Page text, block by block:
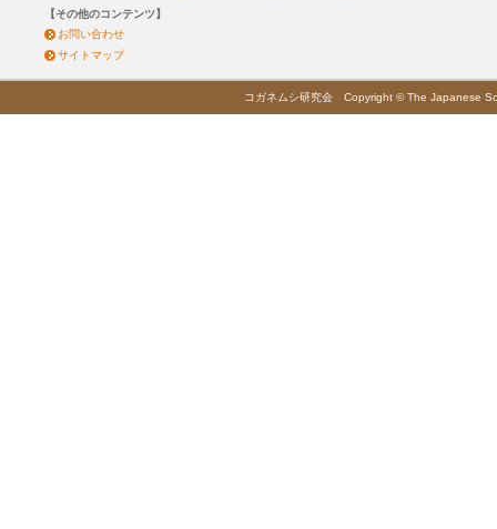
【その他のコンテンツ】
お問い合わせ
サイトマップ
コガネムシ研究会 Copyright © The Japanese